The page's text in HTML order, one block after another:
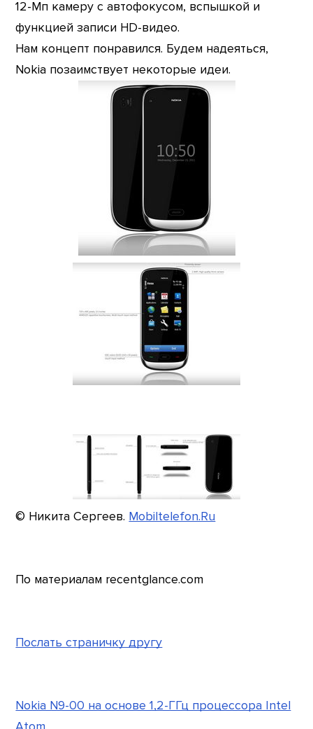
12-Мп камеру с автофокусом, вспышкой и
функцией записи HD-видео.
Нам концепт понравился. Будем надеяться,
Nokia позаимствует некоторые идеи.
© Никита Сергеев. Mobiltelefon.Ru
По материалам recentglance.com
Послать страничку другу
Nokia N9-00 на основе 1,2-ГГц процессора Intel